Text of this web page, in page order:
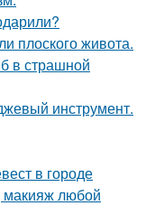
плоского живота.
в страшной
инструмент.
в городе
макияж любой